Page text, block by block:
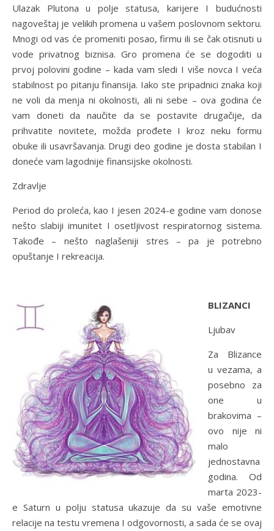
Ulazak Plutona u polje statusa, karijere I budućnosti
nagoveštaj je velikih promena u vašem poslovnom sektoru.
Mnogi od vas će promeniti posao, firmu ili se čak otisnuti u
vode privatnog biznisa. Gro promena će se dogoditi u
prvoj polovini godine – kada vam sledi I više novca I veća
stabilnost po pitanju finansija. Iako ste pripadnici znaka koji
ne voli da menja ni okolnosti, ali ni sebe – ova godina će
vam doneti da naučite da se postavite drugačije, da
prihvatite novitete, možda prođete I kroz neku formu
obuke ili usavršavanja. Drugi deo godine je dosta stabilan I
doneće vam lagodnije finansijske okolnosti.
Zdravlje
Period do proleća, kao I jesen 2024-e godine vam donose
nešto slabiji imunitet I osetljivost respiratornog sistema.
Takođe – nešto naglašeniji stres – pa je potrebno
opuštanje I rekreacija.
BLIZANCI
Ljubav
Za Blizance
u vezama, a
posebno za
one u
brakovima –
ovo nije ni
malo
jednostavna
godina. Od
marta 2023-
e Saturn u polju statusa ukazuje da su vaše emotivne
relacije na testu vremena I odgovornosti, a sada će se ovaj